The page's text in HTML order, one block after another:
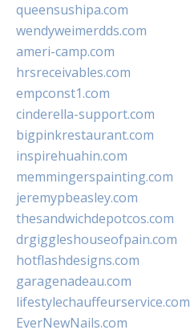
queensushipa.com
wendyweimerdds.com
ameri-camp.com
hrsreceivables.com
empconst1.com
cinderella-support.com
bigpinkrestaurant.com
inspirehuahin.com
memmingerspainting.com
jeremypbeasley.com
thesandwichdepotcos.com
drgiggleshouseofpain.com
hotflashdesigns.com
garagenadeau.com
lifestylechauffeurservice.com
EverNewNails.com